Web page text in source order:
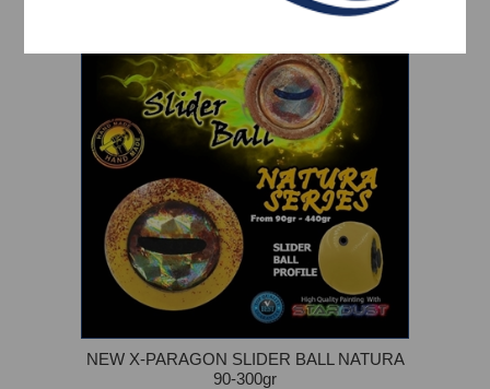
NEW X-PARAGON SLIDER BALL NATURA
90-300gr